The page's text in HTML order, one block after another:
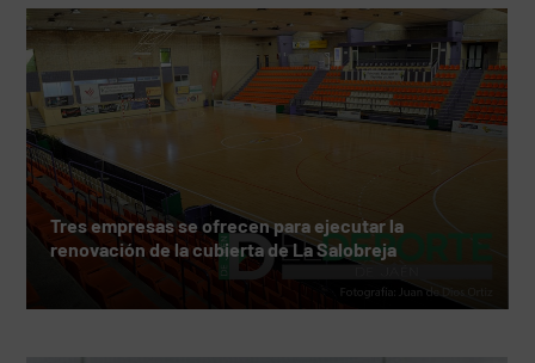
Tres empresas se ofrecen para ejecutar la
renovación de la cubierta de La Salobreja